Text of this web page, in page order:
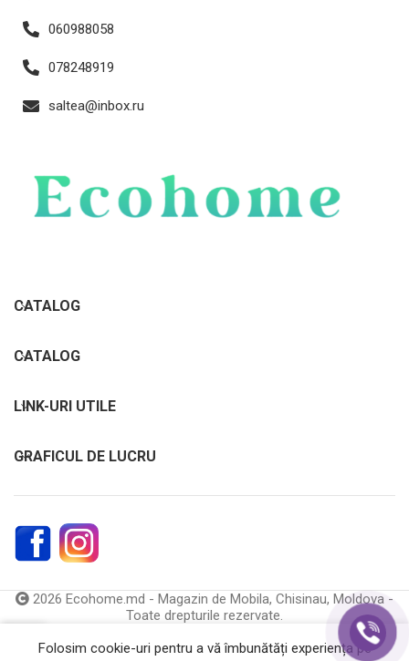
060988058
078248919
saltea@inbox.ru
CATALOG
CATALOG
LINK-URI UTILE
GRAFICUL DE LUCRU
2026 Ecohome.md - Magazin de Mobila, Chisinau, Moldova -
Toate drepturile rezervate.
Folosim cookie-uri pentru a vă îmbunătăți experiența pe